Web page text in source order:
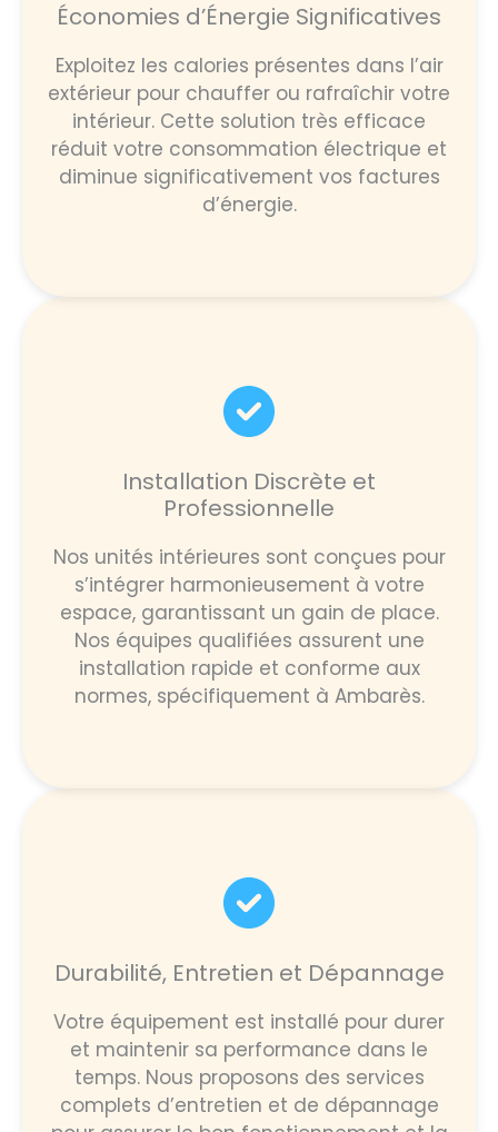
Économies d’Énergie Significatives
Exploitez les calories présentes dans l’air
extérieur pour chauffer ou rafraîchir votre
intérieur. Cette solution très efficace
réduit votre consommation électrique et
diminue significativement vos factures
d’énergie.
Installation Discrète et
Professionnelle
Nos unités intérieures sont conçues pour
s’intégrer harmonieusement à votre
espace, garantissant un gain de place.
Nos équipes qualifiées assurent une
installation rapide et conforme aux
normes, spécifiquement à Ambarès.
Durabilité, Entretien et Dépannage
Votre équipement est installé pour durer
et maintenir sa performance dans le
temps. Nous proposons des services
complets d’entretien et de dépannage